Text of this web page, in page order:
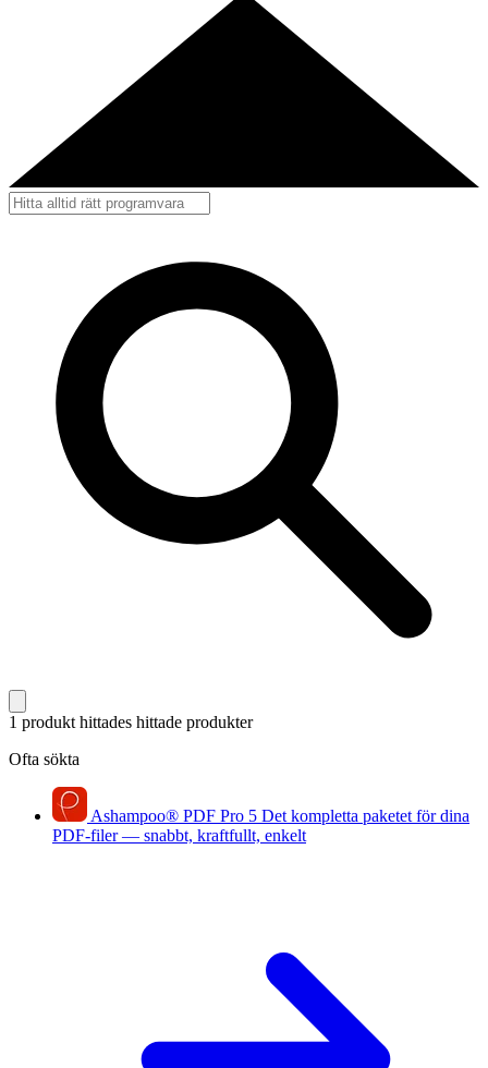
1 produkt hittades hittade produkter
Ofta sökta
Ashampoo® PDF Pro 5 Det kompletta paketet för dina
PDF-filer — snabbt, kraftfullt, enkelt